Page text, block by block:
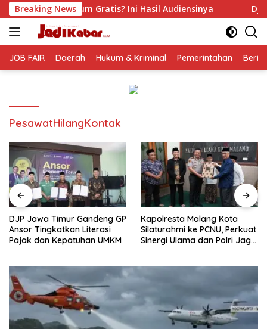
Langsung
ke
konten
Breaking News
Ini Hasil Audiensinya DJP Jawa Timur
JOB FAIR Daerah Hukum & Kriminal Pemerintahan
PesawatHilangKontak
DJP Jawa Timur Gandeng GP
Ansor Tingkatkan Literasi
Pajak dan Kepatuhan UMKM
Kapolresta Malang Kota
Silaturahmi ke PCNU, Perkuat
Sinergi Ulama dan Polri Jaga